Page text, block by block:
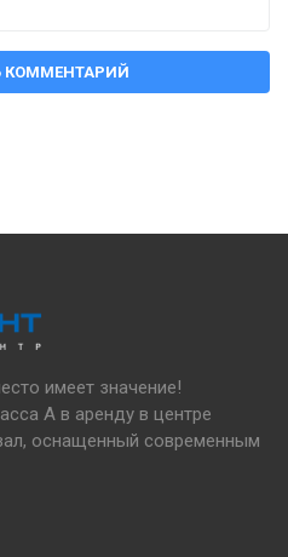
КОММЕНТАРИЙ
имеет значение!
А в аренду в центре
оснащенный современным